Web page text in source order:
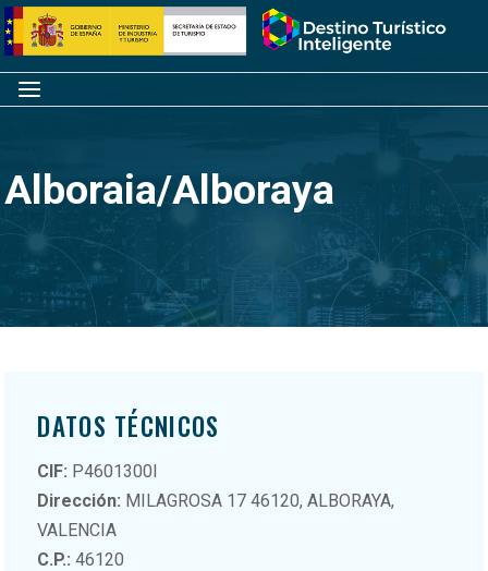
Saltar
al
contenido
Inicio
Menú
Alboraia/Alboraya
DATOS TÉCNICOS
CIF: P4601300I
Dirección: MILAGROSA 17 46120, ALBORAYA,
VALENCIA
C.P.: 46120